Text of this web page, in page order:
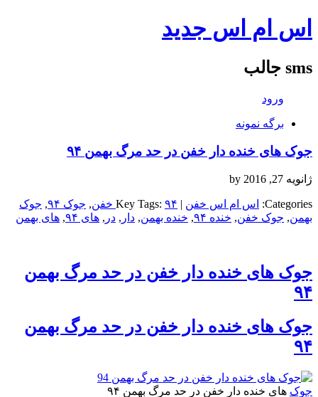
اس ام اس جدید
sms جالب
ورود
برگه نمونه
جوک های خنده دار خفن در حد مرگ بهمن ۹۴
ژانویه 27, 2016
Categories: اس ام اس خفن | Key Tags: ۹۴ خفن , جوک ۹۴ , جوک
بهمن, جوک خفن, خنده ۹۴ , خنده بهمن, دار , در , های ۹۴ , های بهمن
جوک های خنده دار خفن در حد مرگ بهمن
۹۴
جوک های خنده دار خفن در حد مرگ بهمن
۹۴
جوک های خنده دار خفن در حد مرگ بهمن ۹۴